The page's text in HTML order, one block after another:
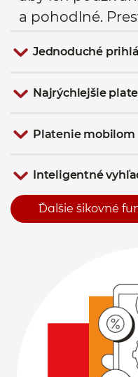
a pohodlné.
Jednoduché
Najrýchlejšie
Platenie mobilom
Inteligentné
Ďalšie šikovné